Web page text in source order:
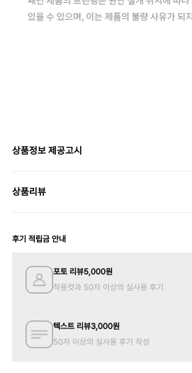
상품정보 제공고시
상품리뷰
후기 적립금 안내
포토 리뷰5,000원
착용컷과 50자 이상의 실사용 후기
텍스트 리뷰3,000원
50자 이상의 실사용 후기 작성